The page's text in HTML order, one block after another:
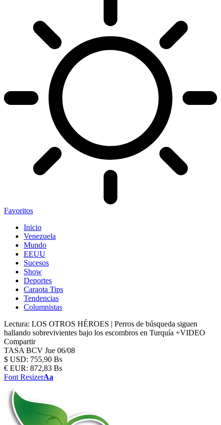
Favoritos
Inicio
Venezuela
Mundo
EEUU
Sucesos
Show
Deportes
Caraota Tips
Tendencias
Columnistas
Lectura: LOS OTROS HÉROES | Perros de búsqueda siguen
hallando sobrevivientes bajo los escombros en Turquía +VIDEO
Compartir
TASA BCV Jue 06/08
$ USD: 755,90 Bs
€ EUR: 872,83 Bs
Font ResizerAa